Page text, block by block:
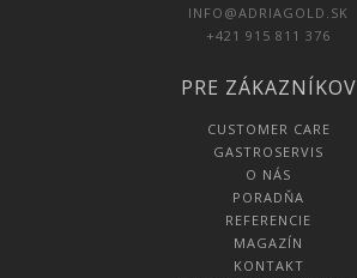
INFO@ADRIAGOLD.SK
+421 915 811 376
PRE ZÁKAZNÍKOV
CUSTOMER CARE
GASTROSERVIS
O NÁS
PORADŇA
REFERENCIE
MAGAZÍN
KONTAKT